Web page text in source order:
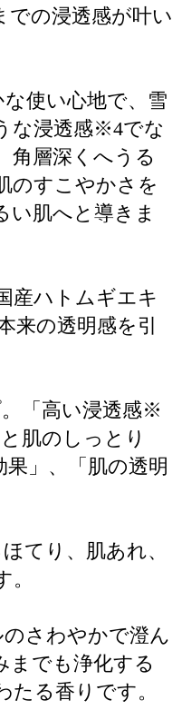
での浸透感が叶い
使い心地で、雪
な浸透感※4でな
角層深くへうる
のすこやかさを
い肌へと導きま
産ハトムギエキ
来の透明感を引
「高い浸透感※
肌のしっとり
」、「肌の透明
てり、肌あれ、
さわやかで澄ん
までも浄化する
る香りです。